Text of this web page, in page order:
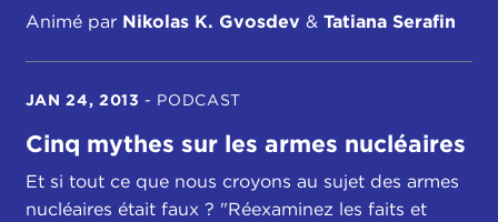
Animé par Nikolas K. Gvosdev & Tatiana Serafin
JAN 24, 2013 - PODCAST
Cinq mythes sur les armes nucléaires
Et si tout ce que nous croyons au sujet des armes
nucléaires était faux ? "Réexaminez les faits et